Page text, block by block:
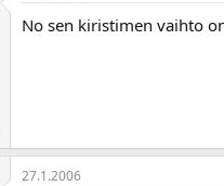
No sen kiristimen vaihto
27.1.2006